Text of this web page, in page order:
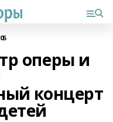
оперы и
концерт